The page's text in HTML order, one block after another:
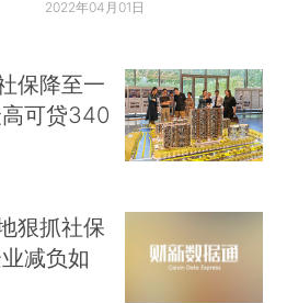
2022年04月01日
保降至一
可贷340
狠抓社保
减负如